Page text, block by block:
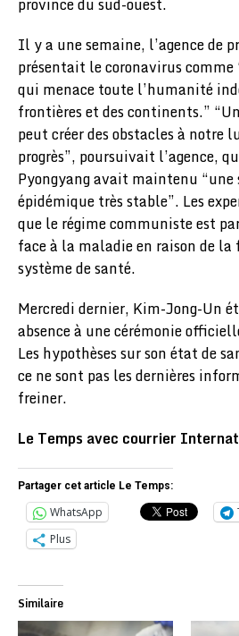
Il y a une semaine, l’agence de
présentait le coronavirus comme
qui menace toute l’humanité
frontières et des continents.”
peut créer des obstacles à notre
progrès”, poursuivait l’agence,
Pyongyang avait maintenu
épidémique très stable”. Les
que le régime communiste est
face à la maladie en raison de la
système de santé.
Mercredi dernier, Kim-Jong-Un
absence à une cérémonie
Les hypothèses sur son état de
ce ne sont pas les dernières
freiner.
Le Temps avec courrier
Partager cet article Le Temps:
WhatsApp
Plus
Similaire